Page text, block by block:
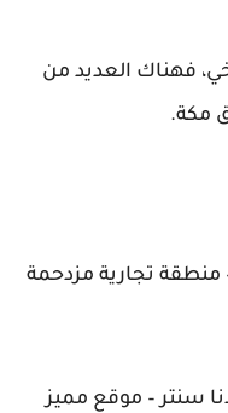
فهناك العديد من
مكة.
تجارية مزدحمة
سنتر – موقع مميز